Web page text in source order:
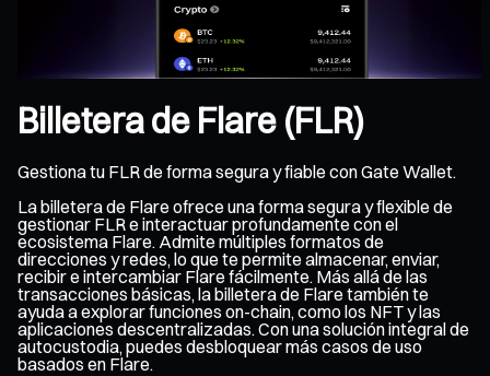
Billetera de Flare (FLR)
Gestiona tu FLR de forma segura y fiable con Gate Wallet.
La billetera de Flare ofrece una forma segura y flexible de
gestionar FLR e interactuar profundamente con el
ecosistema Flare. Admite múltiples formatos de
direcciones y redes, lo que te permite almacenar, enviar,
recibir e intercambiar Flare fácilmente. Más allá de las
transacciones básicas, la billetera de Flare también te
ayuda a explorar funciones on-chain, como los NFT y las
aplicaciones descentralizadas. Con una solución integral de
autocustodia, puedes desbloquear más casos de uso
basados en Flare.